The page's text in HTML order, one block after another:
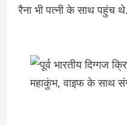
रैना भी पत्नी के साथ पहुंच थे.